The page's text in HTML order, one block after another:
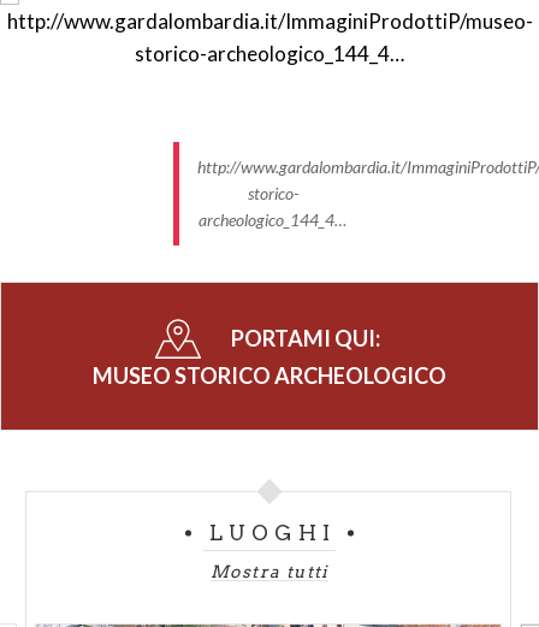
http://www.gardalombardia.it/
storico-
archeologico_144_4…
PORTAMI QUI:
MUSEO STORICO ARCHEOLOGICO
LUOGHI
Mostra tutti